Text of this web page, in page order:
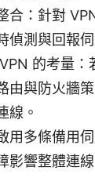
合：針對
偵測與回報
的考量：
由與防火牆
線。
用多條備用
影響整體連線